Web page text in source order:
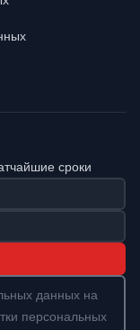
сроки
данных на
персональных